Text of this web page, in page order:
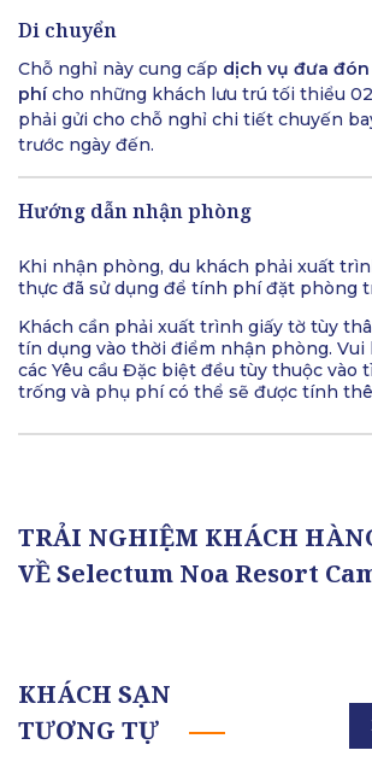
Di chuyển
Chỗ nghỉ này cung cấp dịch vụ đưa
phícho những khách lưu trú tối thiểu
phải gửi cho chỗ nghỉ chi tiết chuyến
trước ngày đến.
Hướng dẫn nhận phòng
Khi nhận phòng, du khách phải xuất
thực đã sử dụng để tính phí đặt phòng
Khách cần phải xuất trình giấy tờ tùy
tín dụng vào thời điểm nhận phòng. Vui
các Yêu cầu Đặc biệt đều tùy thuộc vào
trống và phụ phí có thể sẽ được tính
TRẢI NGHIỆM KHÁCH
VỀ Selectum Noa Resort
KHÁCH SẠN
TƯƠNG TỰ